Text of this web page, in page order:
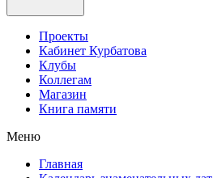
Проекты
Кабинет Курбатова
Клубы
Коллегам
Магазин
Книга памяти
Меню
Главная